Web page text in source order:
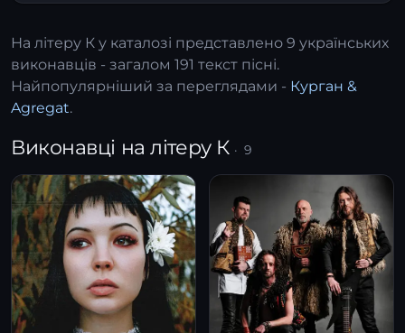
На літеру К у каталозі представлено 9 українських
виконавців - загалом 191 текст пісні.
Найпопулярніший за переглядами - Курган &
Agregat.
Виконавці на літеру К · 9